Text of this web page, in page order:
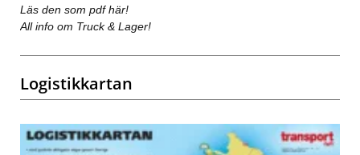
Läs den som pdf här!
All info om Truck & Lager!
Logistikkartan